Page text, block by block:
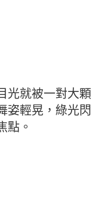
光就被一對大顆
姿輕晃，綠光閃
點。